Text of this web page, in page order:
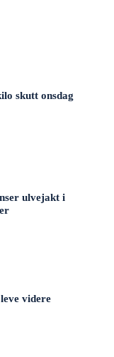
skutt onsdag
ulvejakt i
videre